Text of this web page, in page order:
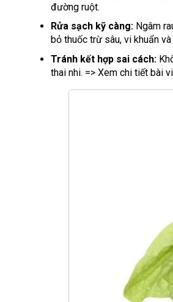
đường ruột.
Rửa sạch kỹ càng:Ngâm
bỏ thuốc trừ sâu, vi khuẩn
Tránh kết hợp sai cách:
thai nhi. => Xem chi tiết bài